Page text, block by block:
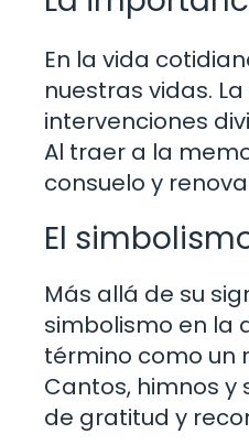
En la vida
nuestras vidas.
intervenciones
Al traer a la
consuelo y
El
Más allá de su
simbolismo en la
término como un
Cantos, himnos y
de gratitud y